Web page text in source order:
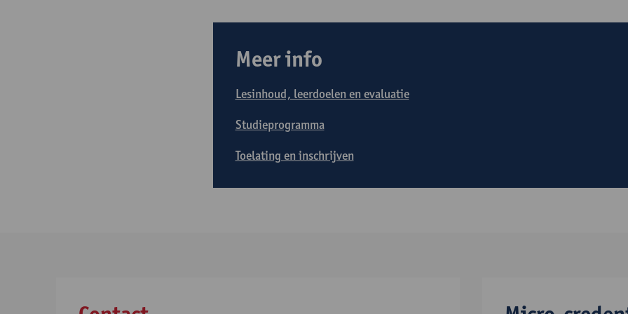
Meer info
Lesinhoud, leerdoelen en evaluatie
Studieprogramma
Toelating en inschrijven